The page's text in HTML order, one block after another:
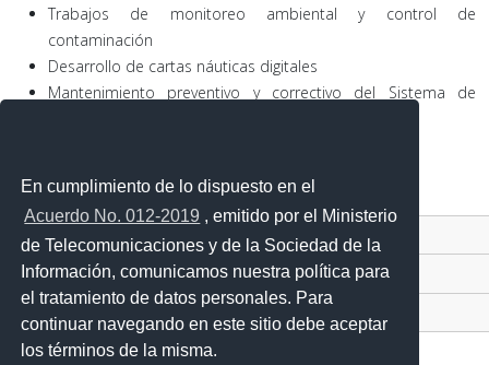
En cumplimiento de lo dispuesto en el
Acuerdo No. 012-2019 , emitido por el Ministerio
de Telecomunicaciones y de la Sociedad de la
Información, comunicamos nuestra política para
el tratamiento de datos personales. Para
continuar navegando en este sitio debe aceptar
los términos de la misma.
Trabajos de monitoreo ambiental y control de
contaminación
Desarrollo de cartas náuticas digitales
Mantenimiento preventivo y correctivo del Sistema de
Contacto Ciudadano Digital
Portal Trámites Ciudadanos
Sistema Nacional de Información (SNI)